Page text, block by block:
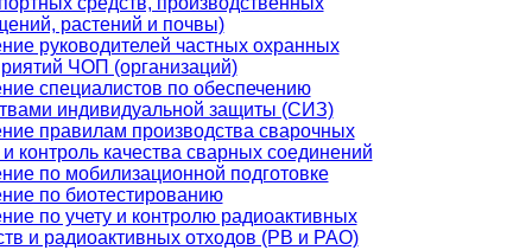
растений и почвы)
руководителей частных охранных
ЧОП (организаций)
специалистов по обеспечению
индивидуальной защиты (СИЗ)
правилам производства сварочных
контроль качества сварных соединений
по мобилизационной подготовке
по биотестированию
по учету и контролю радиоактивных
и радиоактивных отходов (РВ и РАО)